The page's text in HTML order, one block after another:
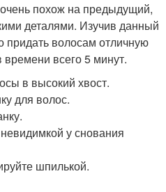
похож на предыдущий,
деталями. Изучив данный
придать волосам отличную
времени всего 5 минут.
в высокий хвост.
для волос.
у снования
шпилькой.